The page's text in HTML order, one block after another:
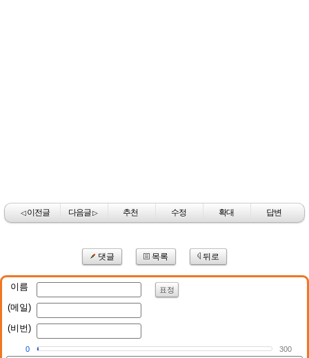
◁이전글 다음글▷ 추천 수정 확대 답변
댓글 목록 뒤로
이름 표정
(메일)
(비번)
0 300